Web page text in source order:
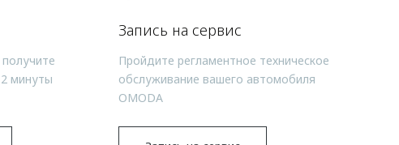
минуты
Запись на сервис
Пройдите регламентное техническое
обслуживание вашего автомобиля
OMODA